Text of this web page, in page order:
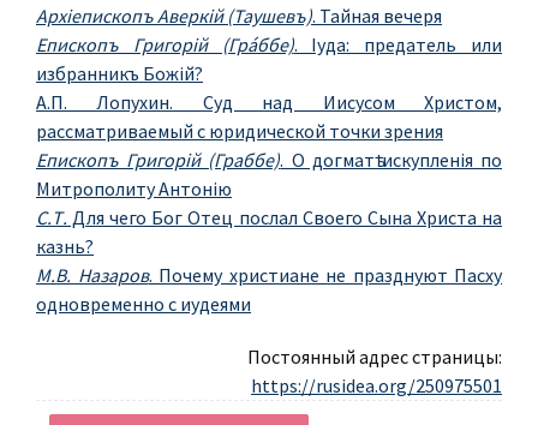
Архіепископъ Аверкій (Таушевъ). Тайная вечеря
Епископъ Григорiй (Гра́ббе). Iуда: предатель или
избранникъ Божiй?
А.П. Лопухин. Суд над Иисусом Христом,
рассматриваемый с юридической точки зрения
Епископъ Григорій (Граббе). О догматѣ искупленія по
Митрополиту Антонію
С.Т. Для чего Бог Отец послал Своего Сына Христа на
казнь?
М.В. Назаров. Почему христиане не празднуют Пасху
одновременно с иудеями
Постоянный адрес страницы:
https://rusidea.org/250975501